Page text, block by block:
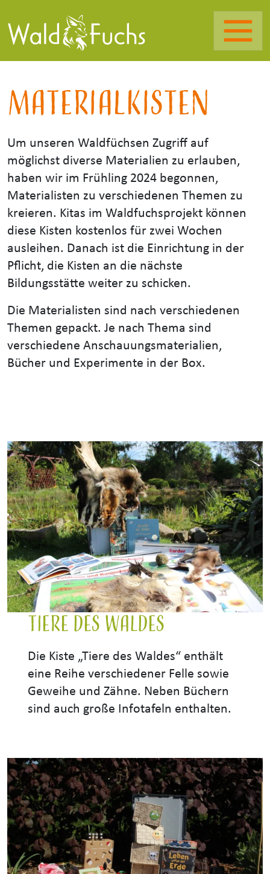
Materialkisten
Um unseren Waldfüchsen Zugriff auf
möglichst diverse Materialien zu erlauben,
haben wir im Frühling 2024 begonnen,
Materialisten zu verschiedenen Themen zu
kreieren. Kitas im Waldfuchsprojekt können
diese Kisten kostenlos für zwei Wochen
ausleihen. Danach ist die Einrichtung in der
Pflicht, die Kisten an die nächste
Bildungsstätte weiter zu schicken.
Die Materialisten sind nach verschiedenen
Themen gepackt. Je nach Thema sind
verschiedene Anschauungsmaterialien,
Bücher und Experimente in der Box.
Tiere des Waldes
Die Kiste „Tiere des Waldes“ enthält
eine Reihe verschiedener Felle sowie
Geweihe und Zähne. Neben Büchern
sind auch große Infotafeln enthalten.